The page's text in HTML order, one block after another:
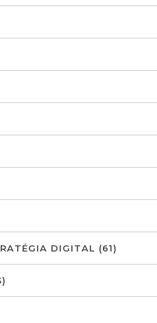
DIGITAL (61)